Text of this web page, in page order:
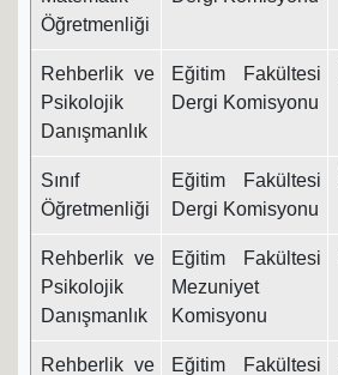
Öğretmenliği
Rehberlik ve
Psikolojik
Danışmanlık
Eğitim Fakültesi
Dergi Komisyonu
Sınıf
Öğretmenliği
Eğitim Fakültesi
Dergi Komisyonu
Rehberlik ve
Psikolojik
Danışmanlık
Eğitim Fakültesi
Mezuniyet
Komisyonu
Rehberlik ve
Eğitim Fakültesi